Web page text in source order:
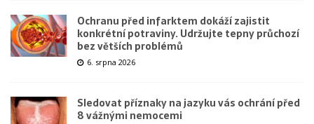
Ochranu před infarktem dokáží zajistit
konkrétní potraviny. Udržujte tepny průchozí
bez větších problémů
6. srpna 2026
Sledovat příznaky na jazyku vás ochrání před
8 vážnými nemocemi